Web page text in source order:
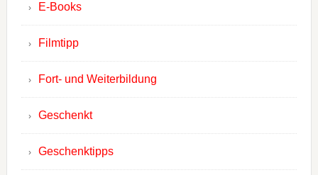
E-Books
Filmtipp
Fort- und Weiterbildung
Geschenkt
Geschenktipps